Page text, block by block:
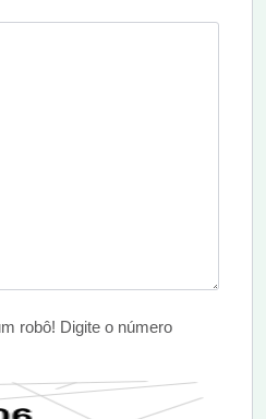
robô! Digite o número